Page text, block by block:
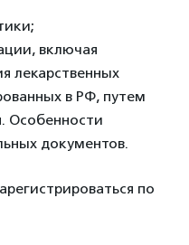
включая
лекарственных
в РФ, путем
Особенности
документов.
по